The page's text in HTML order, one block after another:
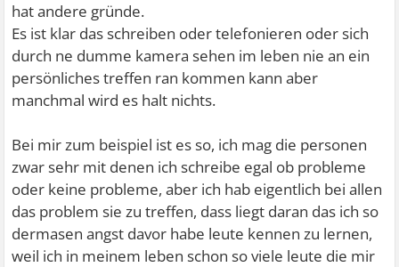
hat andere gründe.
Es ist klar das schreiben oder telefonieren oder sich
durch ne dumme kamera sehen im leben nie an ein
persönliches treffen ran kommen kann aber
manchmal wird es halt nichts.
Bei mir zum beispiel ist es so, ich mag die personen
zwar sehr mit denen ich schreibe egal ob probleme
oder keine probleme, aber ich hab eigentlich bei allen
das problem sie zu treffen, dass liegt daran das ich so
dermasen angst davor habe leute kennen zu lernen,
weil ich in meinem leben schon so viele leute die mir